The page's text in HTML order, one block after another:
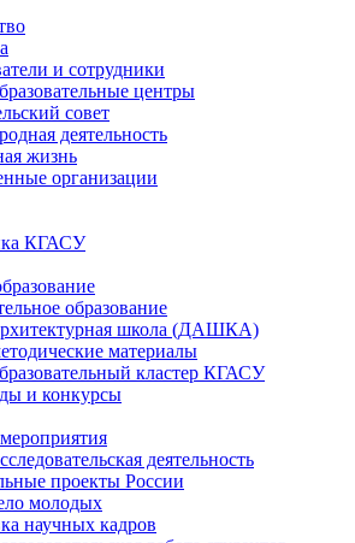
и сотрудники
центры
совет
деятельность
жизнь
организации
КГАСУ
образование
школа (ДАШКА)
материалы
кластер КГАСУ
и конкурсы
деятельность
проекты России
молодых
научных кадров